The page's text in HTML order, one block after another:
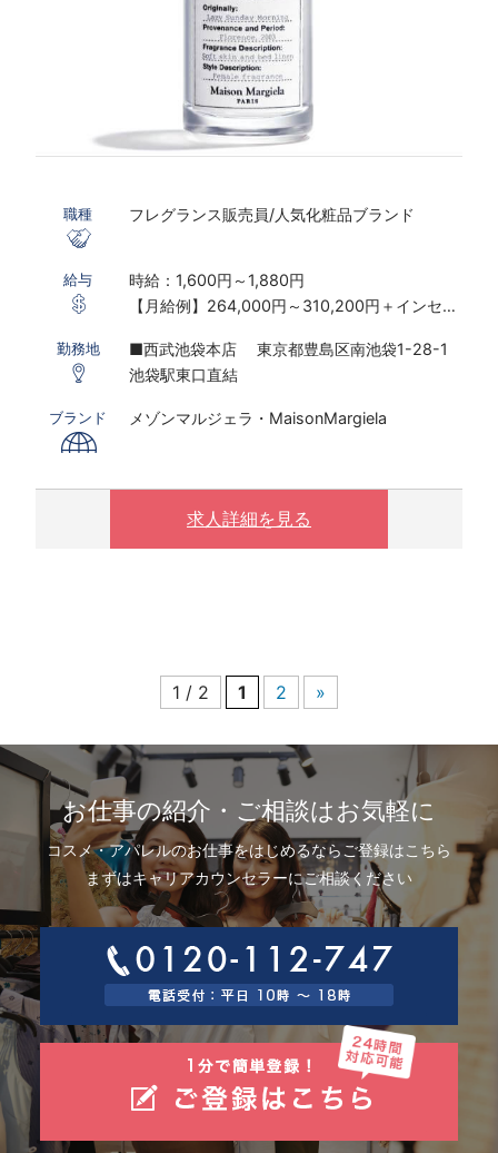
職種 フレグランス販売員/人気化粧品ブランド
給与
時給：1,600円～1,880円
【月給例】264,000円～310,200円＋インセン
※実働7.5ｈ×22日勤務の場合
※研修期間あり
※時給は経験・スキルにより決定いたします
す。
※ 実働8時間以上は1.25倍
勤務地
■西武池袋本店 東京都豊島区南池袋1-28-1
池袋駅東口直結
ブランド メゾンマルジェラ・MaisonMargiela
求人詳細を見る
1 / 2 1 2 »
お仕事の紹介・ご相談はお気軽に
コスメ・アパレルのお仕事をはじめるならご登録はこちら
まずはキャリアカウンセラーにご相談ください